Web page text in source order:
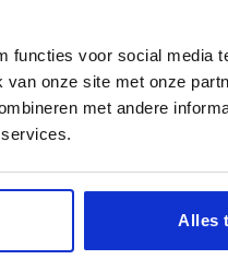
functies voor social media
onze site met onze
met andere
Alles
57,7
1-3 dagen
T